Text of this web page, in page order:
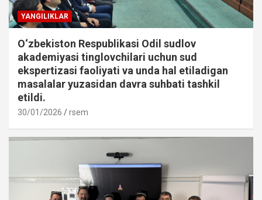
YANGILIKLAR
O‘zbekiston Respublikasi Odil sudlov
akademiyasi tinglovchilari uchun sud
ekspertizasi faoliyati va unda hal etiladigan
masalalar yuzasidan davra suhbati tashkil
etildi.
30/01/2026 rsem